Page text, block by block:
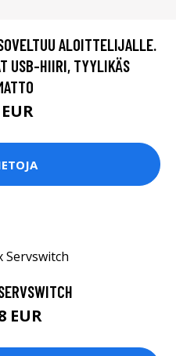
ALOITTELIJALLE.
USB-HIIRI, TYYLIKÄS
EUR